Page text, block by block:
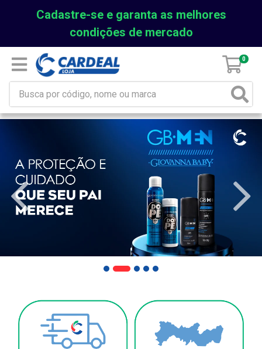
Cadastre-se e garanta as melhores
condições de mercado
0